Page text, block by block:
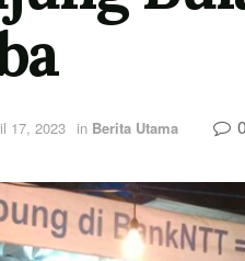
17, 2023 in Berita Utama 0